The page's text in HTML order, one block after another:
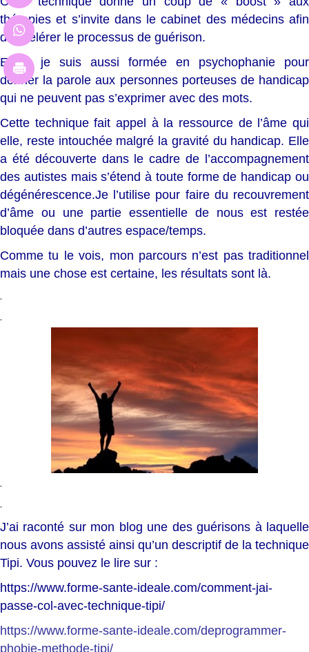
thérapies et s’invite dans le cabinet des médecins afin
d’accélérer le processus de guérison.
Enfin, je suis aussi formée en psychophanie pour
donner la parole aux personnes porteuses de handicap
qui ne peuvent pas s’exprimer avec des mots.
Cette technique fait appel à la ressource de l’âme qui
elle, reste intouchée malgré la gravité du handicap. Elle
a été découverte dans le cadre de l’accompagnement
des autistes mais s’étend à toute forme de handicap ou
dégénérescence.Je l’utilise pour faire du recouvrement
d’âme ou une partie essentielle de nous est restée
bloquée dans d’autres espace/temps.
Comme tu le vois, mon parcours n’est pas traditionnel
mais une chose est certaine, les résultats sont là.
.
.
.
.
J’ai raconté sur mon blog une des guérisons à laquelle
nous avons assisté ainsi qu’un descriptif de la technique
Tipi. Vous pouvez le lire sur :
https://www.forme-sante-ideale.com/comment-jai-
passe-col-avec-technique-tipi/
https://www.forme-sante-ideale.com/deprogrammer-
phobie-methode-tipi/